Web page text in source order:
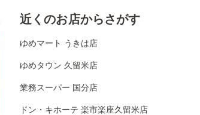
近くのお店からさがす
ゆめマート うきは店
ゆめタウン 久留米店
業務スーパー 国分店
ドン・キホーテ 楽市楽座久留米店